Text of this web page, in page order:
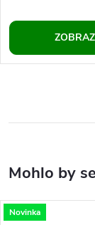
Novinka